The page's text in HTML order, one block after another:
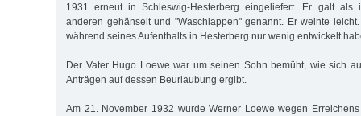
1931 erneut in Schleswig-Hesterberg eingeliefert. Er galt als
anderen gehänselt und "Waschlappen" genannt. Er weinte
während seines Aufenthalts in Hesterberg nur wenig entwickelt
Der Vater Hugo Loewe war um seinen Sohn bemüht, wie sich
Anträgen auf dessen Beurlaubung ergibt.
Am 21. November 1932 wurde Werner Loewe wegen